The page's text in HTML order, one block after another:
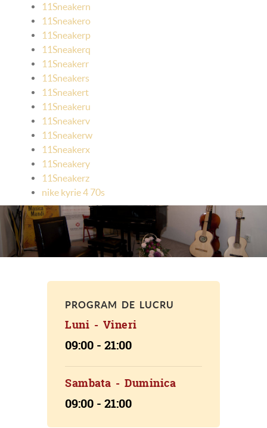
11Sneakern
11Sneakero
11Sneakerp
11Sneakerq
11Sneakerr
11Sneakers
11Sneakert
11Sneakeru
11Sneakerv
11Sneakerw
11Sneakerx
11Sneakery
11Sneakerz
nike kyrie 4 70s
PROGRAM DE LUCRU
Luni - Vineri
09:00 - 21:00
Sambata - Duminica
09:00 - 21:00